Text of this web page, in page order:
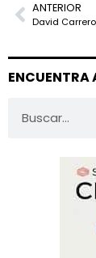
ANTERIOR
ENCUENTRA